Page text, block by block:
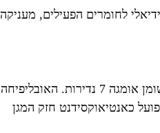
לחומרים הפעילים, מעניקה
מרכיב בוטני יוקרתי המופק מפרי האובליפיחה הטבעי. עשיר בוויטמין C בריכוז חריג (פי 15 יותר מתפוזים), בוויטמינים A ו-E, ובחומצות שומן אומגה 7 נדירות. האובליפיחה
כאנטיאוקסידנט חזק המגן